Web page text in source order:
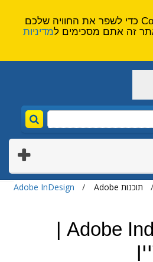
תוכנות Adobe Adobe InDesign
תוכנת Adobe Indesign |
אנו משתמשים ב-Cookies כדי לשפר את החוויה שלכם
זה אתם מסכימים למדיניות